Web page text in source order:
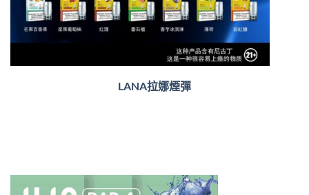
LANA拉娜煙彈